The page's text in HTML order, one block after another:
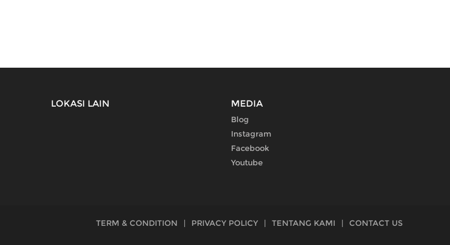
LOKASI LAIN MEDIA
Blog
Instagram
Facebook
Youtube
TERM & CONDITION | PRIVACY POLICY | TENTANG KAMI | CONTACT US